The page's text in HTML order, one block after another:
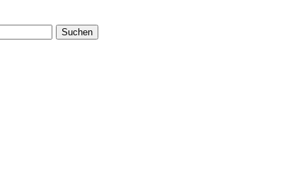
Suchen